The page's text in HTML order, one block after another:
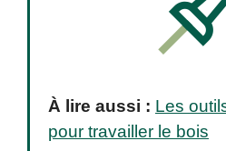
À lire aussi : Les
pour travailler le bois